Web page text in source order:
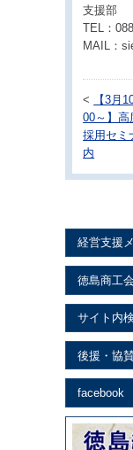
支援部
TEL：
MAIL：
<
【3月
00～】高
採用セミ
内
経営支援
徳島商工
サイト内
後援・協
facebook